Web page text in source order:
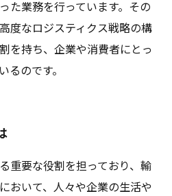
た業務を行っています。その
度なロジスティクス戦略の構
を持ち、企業や消費者にとっ
るのです。
重要な役割を担っており、輸
おいて、人々や企業の生活や